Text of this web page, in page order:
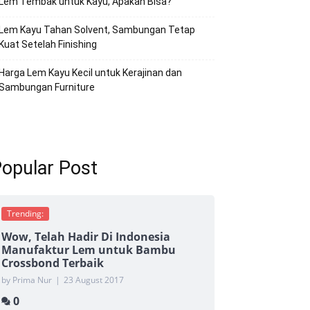
Kayu Tahan Solvent, Sambungan Tetap
Setelah Finishing
Lem Kayu Kecil untuk Kerajinan dan
Furniture
Post
Trending:
Wow, Telah Hadir Di Indonesia
Manufaktur Lem untuk Bambu
Crossbond Terbaik
by Prima Nur | 23 August 2017
0